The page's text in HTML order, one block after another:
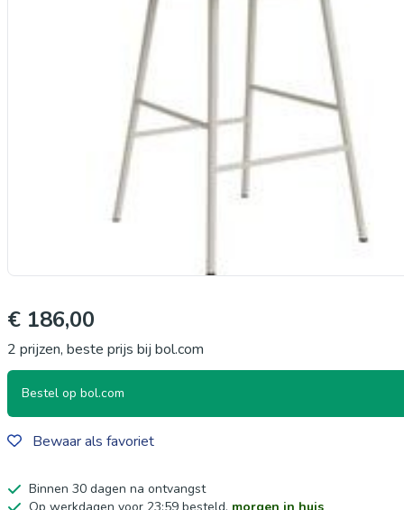
€ 186,00
2 prijzen, beste prijs bij bol.com
Bestel op bol.com
Bewaar als favoriet
Binnen 30 dagen na ontvangst
Op werkdagen voor 23:59 besteld, morgen in huis